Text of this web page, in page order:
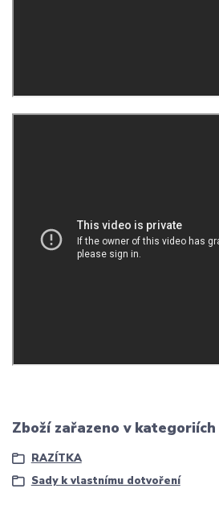
Zboží zařazeno v kategoriích
RAZÍTKA
Sady k vlastnímu dotvoření